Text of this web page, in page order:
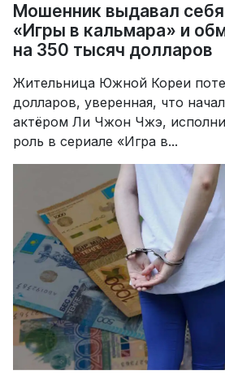
Мошенник выдавал себя
«Игры в кальмара» и
на 350 тысяч долларов
Жительница Южной Кореи
долларов, уверенная, что
актёром Ли Чжон Чжэ,
роль в сериале «Игра в...